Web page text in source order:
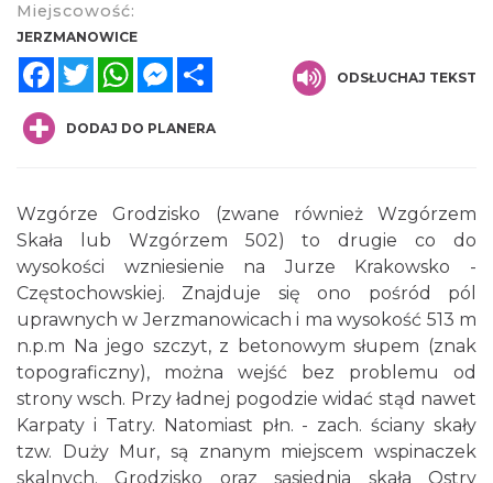
Miejscowość:
JERZMANOWICE
FacebookTwitterWhatsAppMessenger
ODSŁUCHAJ TEKST
DODAJ DO PLANERA
Wzgórze Grodzisko (zwane również Wzgórzem
Skała lub Wzgórzem 502) to drugie co do
wysokości wzniesienie na Jurze Krakowsko -
Częstochowskiej. Znajduje się ono pośród pól
uprawnych w Jerzmanowicach i ma wysokość 513 m
n.p.m Na jego szczyt, z betonowym słupem (znak
topograficzny), można wejść bez problemu od
strony wsch. Przy ładnej pogodzie widać stąd nawet
Karpaty i Tatry. Natomiast płn. - zach. ściany skały
tzw. Duży Mur, są znanym miejscem wspinaczek
skalnych. Grodzisko oraz sąsiednia skała Ostry